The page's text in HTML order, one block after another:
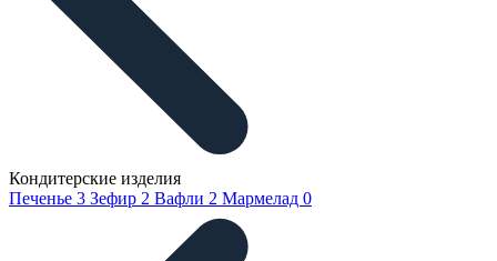
Кондитерские изделия
Печенье 3 Зефир 2 Вафли 2 Мармелад 0